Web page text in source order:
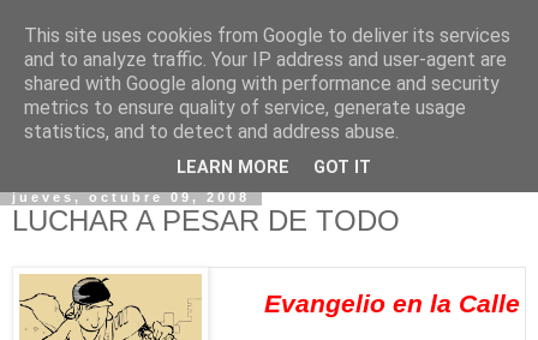
jueves, octubre 09, 2008
LUCHAR A PESAR DE TODO
Evangelio en la Calle
This site uses cookies from Google to deliver its services
and to analyze traffic. Your IP address and user-agent are
shared with Google along with performance and security
metrics to ensure quality of service, generate usage
statistics, and to detect and address abuse.
LEARN MORE GOT IT